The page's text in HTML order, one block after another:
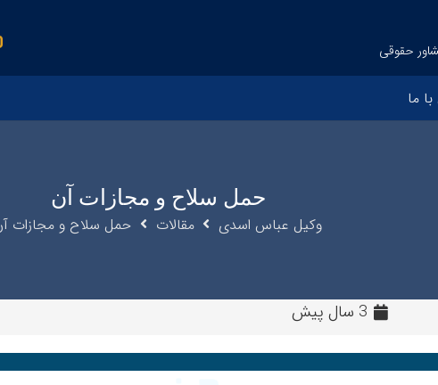
حقوقی
ما
حمل سلاح و مجازات آن
وکیل عباس اسدی مقالات حمل سلاح و مجازات
3 سال پیش